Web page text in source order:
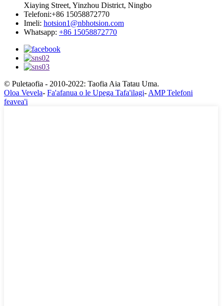
Xiaying Street, Yinzhou District, Ningbo
Telefoni:+86 15058872770
Imeli: hotsion1@nbhotsion.com
Whatsapp: +86 15058872770
© Puletaofia - 2010-2022: Taofia Aia Tatau Uma.
Oloa Vevela- Fa'afanua o le Upega Tafa'ilagi- AMP Telefoni
feavea'i